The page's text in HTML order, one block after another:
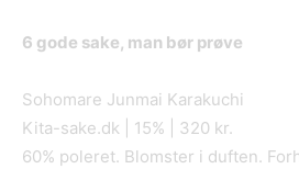
6 gode sake, man bør prøve
Sohomare Junmai Karakuchi
Kita-sake.dk | 15% | 320 kr.
60% poleret. Blomster i duften.